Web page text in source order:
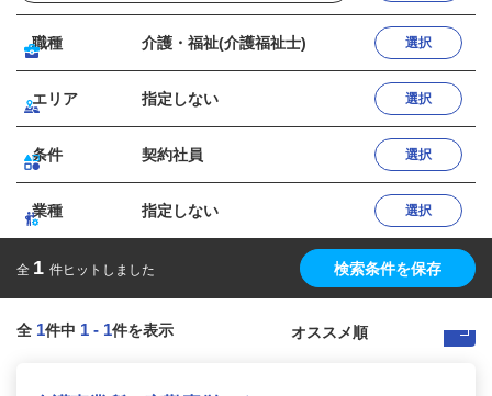
職種 介護・福祉(介護福祉士) 選択
エリア 指定しない 選択
条件 契約社員 選択
業種 指定しない 選択
全 1 件ヒットしました 検索条件を保存
全 1件中 1 - 1件を表示